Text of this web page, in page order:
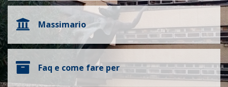
Massimario
Faq e come fare per